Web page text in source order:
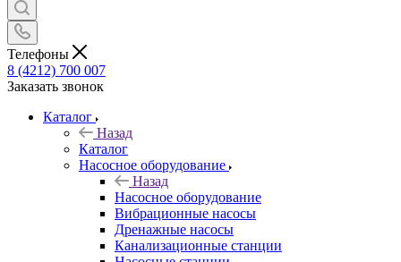
Телефоны
8 (4212) 700 007
Заказать звонок
Каталог
Назад
Каталог
Насосное оборудование
Назад
Насосное оборудование
Вибрационные насосы
Дренажные насосы
Канализационные станции